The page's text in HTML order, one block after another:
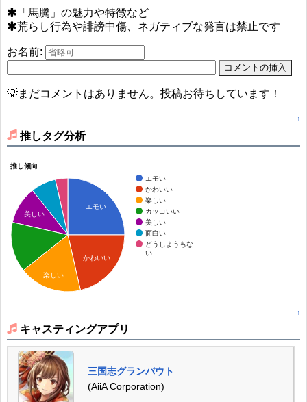
「馬騰」の魅力や特徴など
荒らし行為や誹謗中傷、ネガティブな発言は禁止です
お名前:
💡まだコメントはありません。投稿お待ちしています！
↑
推しタグ分析
推し傾向
エモい
かわいい
楽しい
カッコいい
美しい
面白い
どうしようもな
い
エモい
かわいい
美しい
楽しい
↑
キャスティングアプリ
三国志グランバウト
(AiiA Corporation)